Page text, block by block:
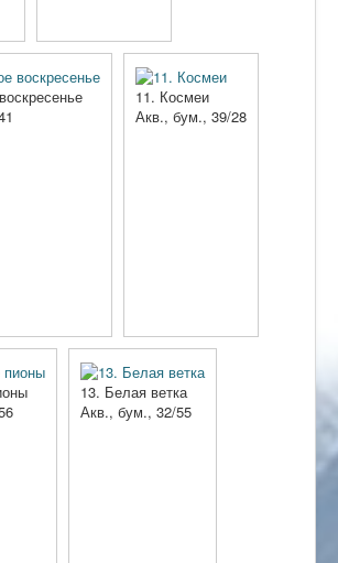
11. Космеи
Акв., бум., 39/28
13. Белая ветка
Акв., бум., 32/55